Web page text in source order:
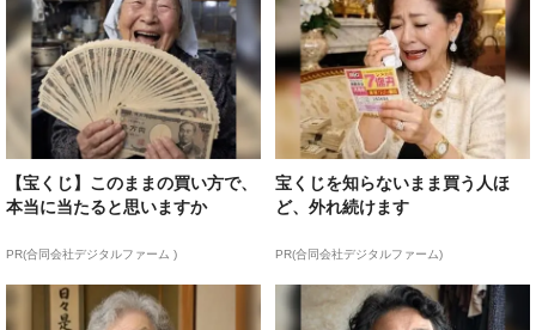
【宝くじ】このままの買い方で、
本当に当たると思いますか
PR(合同会社デジタルファーム )
宝くじを知らないまま買う人ほ
ど、外れ続けます
PR(合同会社デジタルファーム)